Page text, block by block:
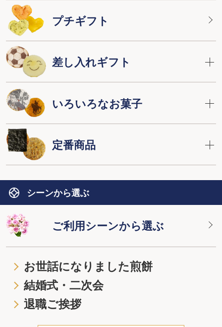
プチギフト
差し入れギフト
いろいろなお菓子
定番商品
シーンから選ぶ
ご利用シーンから選ぶ
お世話になりました煎餅
結婚式・二次会
退職ご挨拶